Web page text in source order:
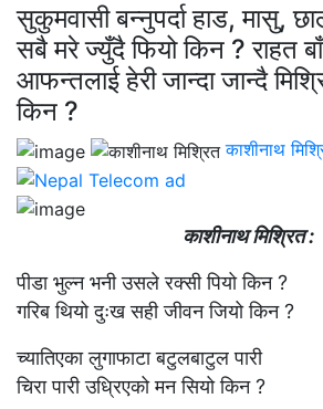
सुकुमवासी बन्नुपर्दा हाड, मासु,
सबै मरे ज्युँदै फियो किन ? राहत
आफन्तलाई हेरी जान्दा जान्दै
किन ?
काशीनाथ
काशीनाथ मिश्रित :
पीडा भुल्न भनी उसले रक्सी पियो किन ?
गरिब थियो दुःख सही जीवन जियो किन ?
च्यातिएका लुगाफाटा बटुलबाटुल पारी
चिरा पारी उध्रिएको मन सियो किन ?